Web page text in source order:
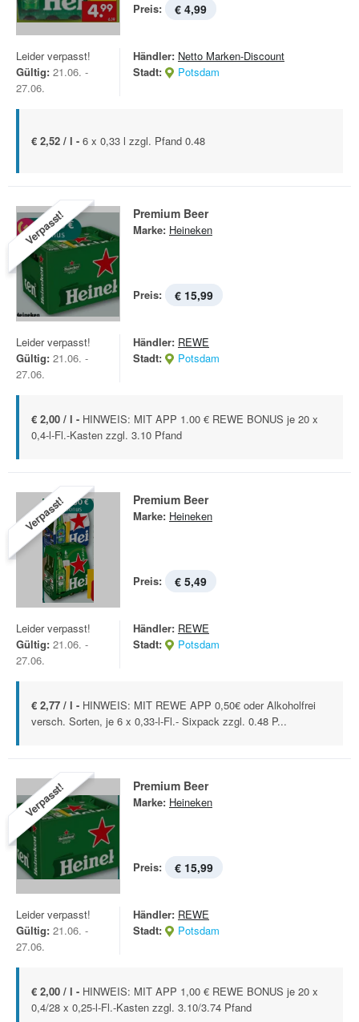
Preis: € 4,99
Leider verpasst!
Gültig: 21.06. -
27.06.
Händler: Netto Marken-Discount
Stadt:
Potsdam
€ 2,52 / l - 6 x 0,33 l zzgl. Pfand 0.48
Verpasst! Premium Beer
Marke: Heineken
Preis: € 15,99
Leider verpasst!
Gültig: 21.06. -
27.06.
Händler: REWE
Stadt:
Potsdam
€ 2,00 / l - HINWEIS: MIT APP 1.00 € REWE BONUS je 20 x
0,4-l-Fl.-Kasten zzgl. 3.10 Pfand
Verpasst! Premium Beer
Marke: Heineken
Preis: € 5,49
Leider verpasst!
Gültig: 21.06. -
27.06.
Händler: REWE
Stadt:
Potsdam
€ 2,77 / l - HINWEIS: MIT REWE APP 0,50€ oder Alkoholfrei
versch. Sorten, je 6 x 0,33-l-Fl.- Sixpack zzgl. 0.48 P...
Verpasst! Premium Beer
Marke: Heineken
Preis: € 15,99
Leider verpasst!
Gültig: 21.06. -
27.06.
Händler: REWE
Stadt:
Potsdam
€ 2,00 / l - HINWEIS: MIT APP 1,00 € REWE BONUS je 20 x
0,4/28 x 0,25-l-Fl.-Kasten zzgl. 3.10/3.74 Pfand